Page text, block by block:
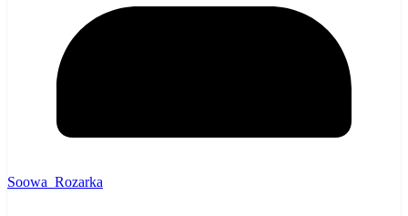
Soowa_Rozarka